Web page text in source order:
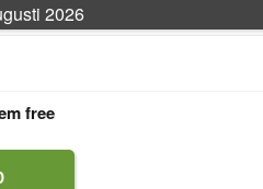
2026
free